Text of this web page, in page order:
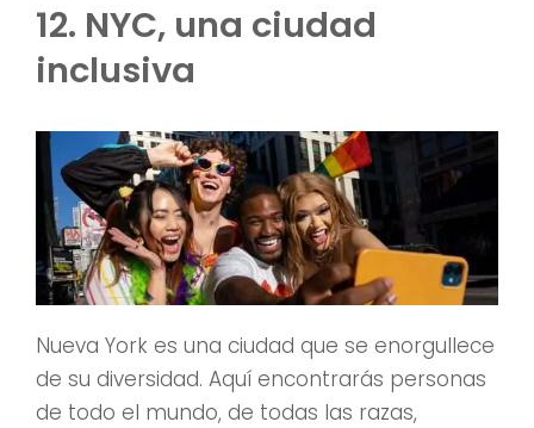
12. NYC, una ciudad
inclusiva
Nueva York es una ciudad que se enorgullece
de su diversidad. Aquí encontrarás personas
de todo el mundo, de todas las razas,